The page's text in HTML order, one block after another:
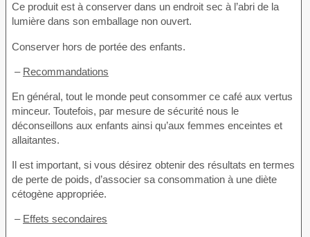
Ce produit est à conserver dans un endroit sec à l’abri de la
lumière dans son emballage non ouvert.
Conserver hors de portée des enfants.
– Recommandations
En général, tout le monde peut consommer ce café aux vertus
minceur. Toutefois, par mesure de sécurité nous le
déconseillons aux enfants ainsi qu’aux femmes enceintes et
allaitantes.
Il est important, si vous désirez obtenir des résultats en termes
de perte de poids, d’associer sa consommation à une diète
cétogène appropriée.
– Effets secondaires